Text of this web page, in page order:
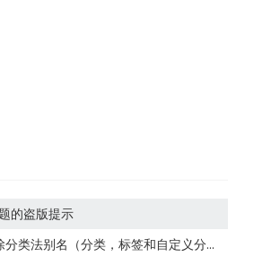
的盗版提示
类法别名（分类，标签和自定义分类